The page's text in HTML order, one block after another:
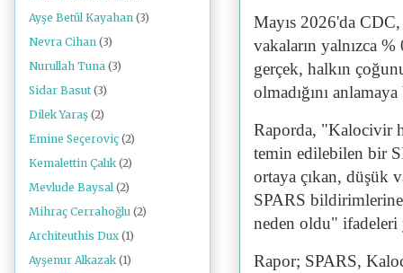
Mayıs 2026'da
vakaların yalnızca
gerçek, halkın
olmadığını
Raporda, "Kalocivir
temin edilebilen bir
ortaya çıkan, düşük
SPARS bildirimlerine
neden oldu" ifadeleri
Rapor; SPARS,
Ayşe Betül Kayahan (3)
Nevra Cihan (3)
Nurullah Tuna (3)
Sidar Basut (3)
Dilek Yaraş (2)
Emine Seçeroviç (2)
Kemalettin Çalık (2)
Mevlude Baysal (2)
Mihraç Cerrahoğlu (2)
Architeuthis Dux (1)
Ayşenur Alkazak (1)